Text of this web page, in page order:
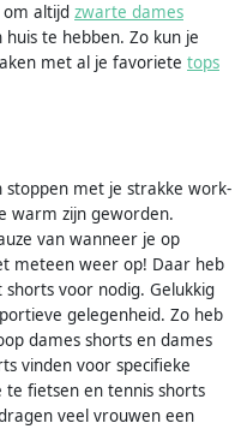
om altijd zwarte dames
huis te hebben. Zo kun je
met al je favoriete tops
met je strakke work-
warm zijn geworden.
van wanneer je op
meteen weer op! Daar heb
voor nodig. Gelukkig
gelegenheid. Zo heb
dames shorts en dames
vinden voor specifieke
fietsen en tennis shorts
veel vrouwen een